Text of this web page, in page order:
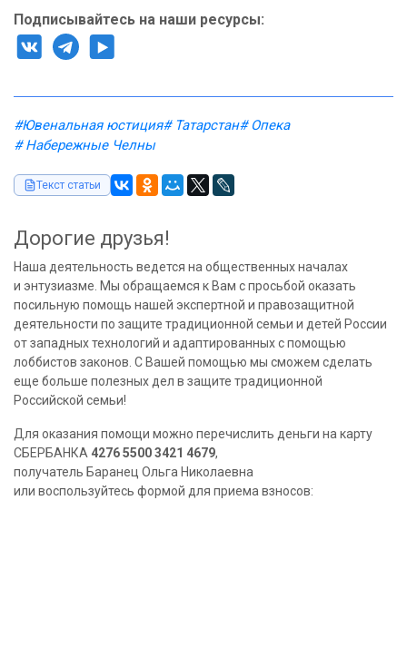
Подписывайтесь на наши ресурсы:
#Ювенальная юстиция# Татарстан# Опека
# Набережные Челны
Текст статьи
Дорогие друзья!
Наша деятельность ведется на общественных началах
и энтузиазме. Мы обращаемся к Вам с просьбой оказать
посильную помощь нашей экспертной и правозащитной
деятельности по защите традиционной семьи и детей России
от западных технологий и адаптированных с помощью
лоббистов законов. С Вашей помощью мы сможем сделать
еще больше полезных дел в защите традиционной
Российской семьи!
Для оказания помощи можно перечислить деньги на карту
СБЕРБАНКА 4276 5500 3421 4679,
получатель Баранец Ольга Николаевна
или воспользуйтесь формой для приема взносов: